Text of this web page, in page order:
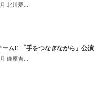
北川愛...
ームE 「手をつなぎながら」公演
磯原杏...